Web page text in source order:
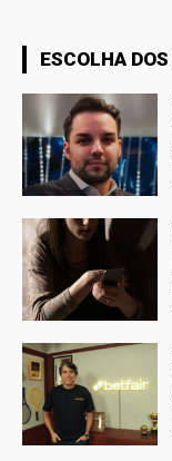
ESCOLHA